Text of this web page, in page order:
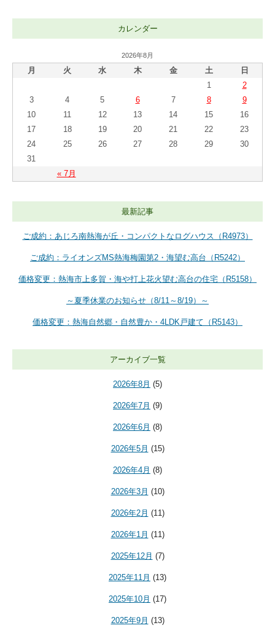
カレンダー
2026年8月
月 火 水 木 金 土 日
« 7月
1
2
3
4 5 6 7 8
9
10
11 12 13 14 15
16
17
18 19 20 21 22
23
24
25 26 27 28 29
30
31
最新記事
ご成約：あじろ南熱海が丘・コンパクトなログハウス（R4973）
ご成約：ライオンズMS熱海梅園第2・海望む高台（R5242）
価格変更：熱海市上多賀・海や打上花火望む高台の住宅（R5158）
～夏季休業のお知らせ（8/11～8/19）～
価格変更：熱海自然郷・自然豊か・4LDK戸建て（R5143）
アーカイブ一覧
2026年8月 (5)
2026年7月 (9)
2026年6月 (8)
2026年5月 (15)
2026年4月 (8)
2026年3月 (10)
2026年2月 (11)
2026年1月 (11)
2025年12月 (7)
2025年11月 (13)
2025年10月 (17)
2025年9月 (13)